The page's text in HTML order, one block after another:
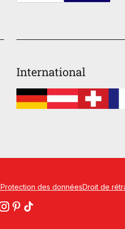
International
Protection des donnéesDroit de